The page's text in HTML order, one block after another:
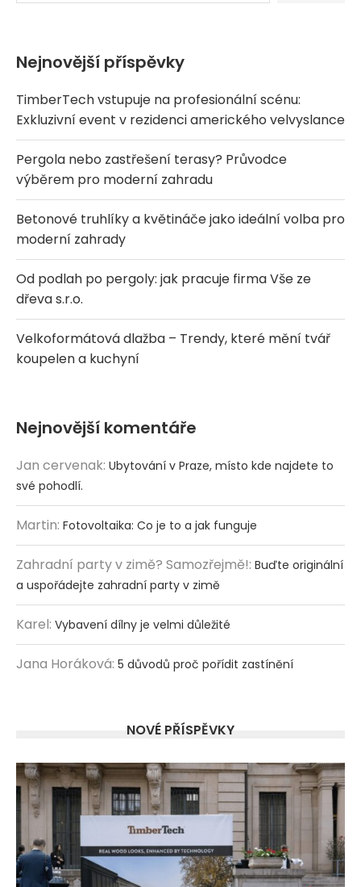
Nejnovější příspěvky
TimberTech vstupuje na profesionální scénu:
Exkluzivní event v rezidenci amerického velvyslance
Pergola nebo zastřešení terasy? Průvodce
výběrem pro moderní zahradu
Betonové truhlíky a květináče jako ideální volba pro
moderní zahrady
Od podlah po pergoly: jak pracuje firma Vše ze
dřeva s.r.o.
Velkoformátová dlažba – Trendy, které mění tvář
koupelen a kuchyní
Nejnovější komentáře
Jan cervenak: Ubytování v Praze, místo kde najdete to
své pohodlí.
Martin: Fotovoltaika: Co je to a jak funguje
Zahradní party v zimě? Samozřejmě!: Buďte originální
a uspořádejte zahradní party v zimě
Karel: Vybavení dílny je velmi důležité
Jana Horáková: 5 důvodů proč pořídit zastínění
NOVÉ PŘÍSPĚVKY